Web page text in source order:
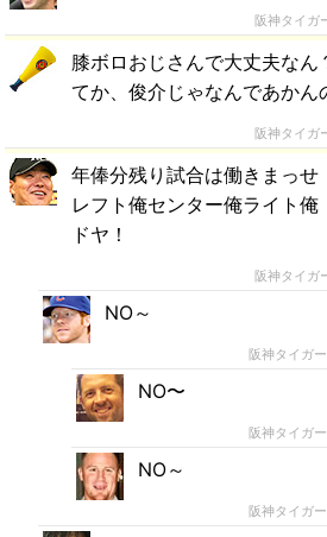
阪神タイガ
膝ボロおじさんで大丈夫なん
てか、俊介じゃなんであかん
阪神タイガ
年俸分残り試合は働きまっせ
レフト俺センター俺ライト俺
ドヤ！
阪神タイガ
NO～
阪神タイガ
NO〜
阪神タイガ
NO～
阪神タイガ